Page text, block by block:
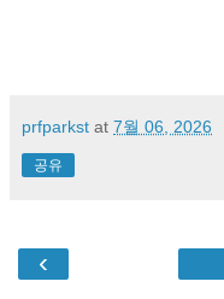
prfparkst at 7월 06, 2026
공유
‹